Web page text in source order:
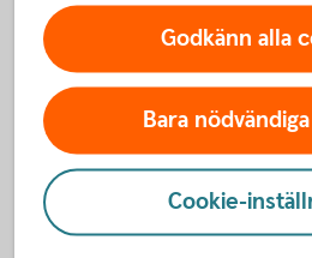
Bilateralt avtal – inte handlat
Görs bara i stor volym.
Godkänn alla
Bara
Cookie-